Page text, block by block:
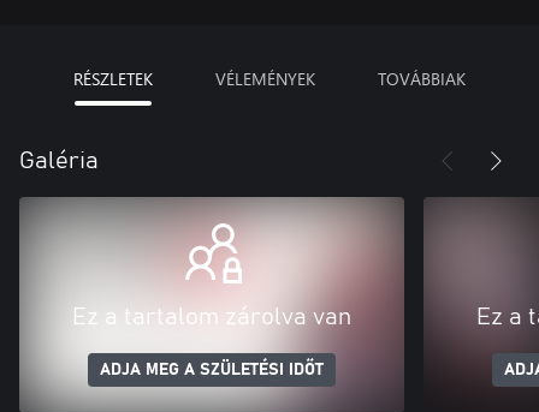
RÉSZLETEK VÉLEMÉNYEK TOVÁBBIAK
Galéria
Ez a tartalom zárolva van
ADJA MEG A SZÜLETÉSI IDŐT
Ez a